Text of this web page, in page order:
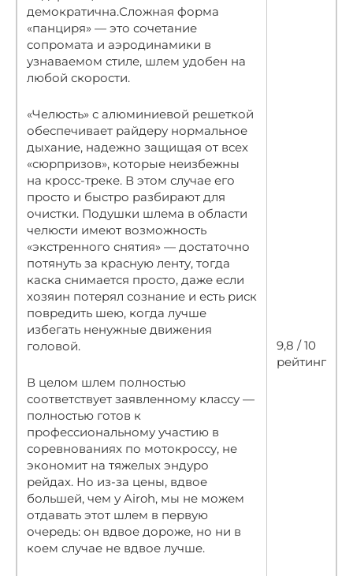
демократична.Сложная форма
«панциря» — это сочетание
сопромата и аэродинамики в
узнаваемом стиле, шлем удобен на
любой скорости.
«Челюсть» с алюминиевой решеткой
обеспечивает райдеру нормальное
дыхание, надежно защищая от всех
«сюрпризов», которые неизбежны
на кросс-треке. В этом случае его
просто и быстро разбирают для
очистки. Подушки шлема в области
челюсти имеют возможность
«экстренного снятия» — достаточно
потянуть за красную ленту, тогда
каска снимается просто, даже если
хозяин потерял сознание и есть риск
повредить шею, когда лучше
избегать ненужные движения
головой.
В целом шлем полностью
соответствует заявленному классу —
полностью готов к
профессиональному участию в
соревнованиях по мотокроссу, не
экономит на тяжелых эндуро
рейдах. Но из-за цены, вдвое
большей, чем у Airoh, мы не можем
отдавать этот шлем в первую
очередь: он вдвое дороже, но ни в
коем случае не вдвое лучше.
9,8 / 10
рейтинг